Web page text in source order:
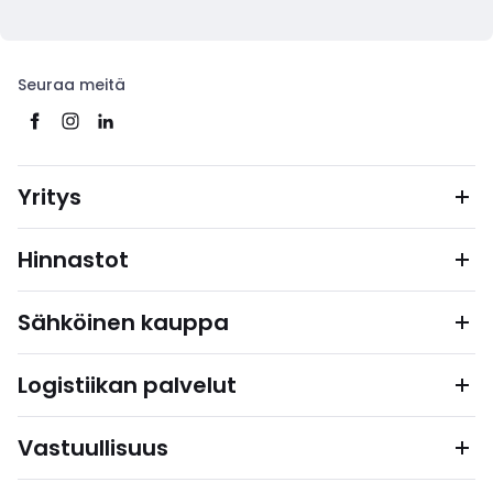
Seuraa meitä
Yritys
Hinnastot
Sähköinen kauppa
Logistiikan palvelut
Vastuullisuus